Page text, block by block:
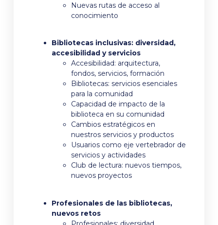
Nuevas rutas de acceso al
conocimiento
Bibliotecas inclusivas: diversidad,
accesibilidad y servicios
Accesibilidad: arquitectura,
fondos, servicios, formación
Bibliotecas: servicios esenciales
para la comunidad
Capacidad de impacto de la
biblioteca en su comunidad
Cambios estratégicos en
nuestros servicios y productos
Usuarios como eje vertebrador de
servicios y actividades
Club de lectura: nuevos tiempos,
nuevos proyectos
Profesionales de las bibliotecas,
nuevos retos